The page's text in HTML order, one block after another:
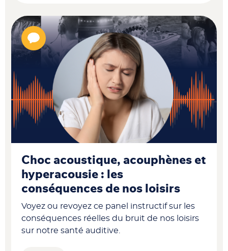
Choc acoustique, acouphènes et
hyperacousie : les
conséquences de nos loisirs
Voyez ou revoyez ce panel instructif sur les
conséquences réelles du bruit de nos loisirs
sur notre santé auditive.